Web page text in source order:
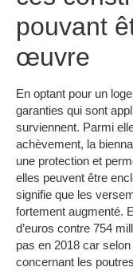
pouvant
œuvre
En optant pour un
garanties qui sont
surviennent. Parmi
achèvement, la
une protection et
elles peuvent être
signifie que les
fortement augmenté.
d’euros contre 754
pas en 2018 car
concernant les